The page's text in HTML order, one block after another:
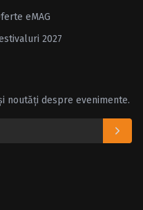
eMAG
2027
noutăți despre evenimente.